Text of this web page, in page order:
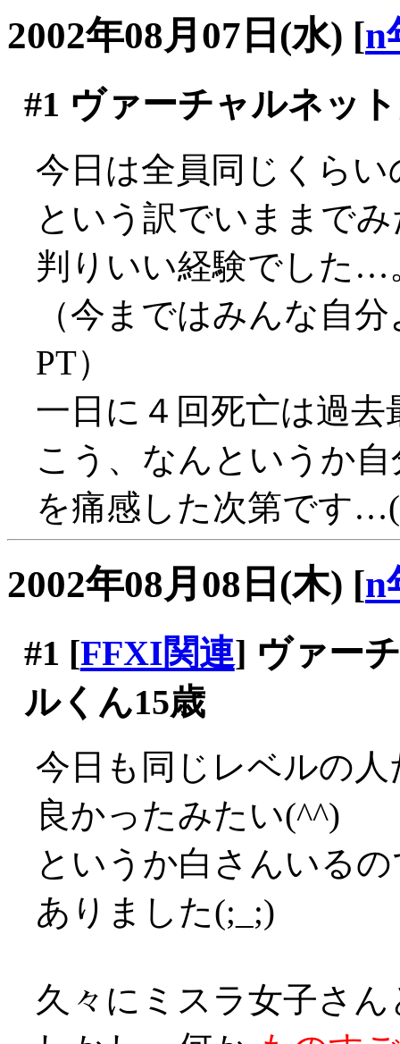
2002年08月07日(水) [n
#1 ヴァーチャルネッ
今日は全員同じくら
という訳でいままで
判りいい経験でした…
（今まではみんな自
PT）
一日に４回死亡は過去
こう、なんというか
を痛感した次第です
2002年08月08日(木) [n
#1 [FFXI関連] ヴァー
ルくん15歳
今日も同じレベルの
良かったみたい(^^)
というか白さんいる
ありました(;_;)
久々にミスラ女子さん